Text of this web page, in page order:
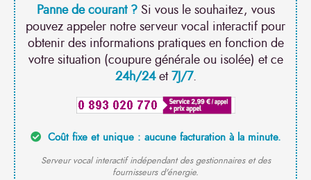
Panne de courant ?Si vous le souhaitez, vous
pouvez appeler notre serveur vocal interactif pour
obtenir des informations pratiques en fonction de
votre situation (coupure générale ou isolée) et ce
24h/24et7J/7.
Coût fixe et unique : aucune facturation à la minute.
Serveur vocal interactif indépendant des gestionnaires et des
fournisseurs d'énergie.